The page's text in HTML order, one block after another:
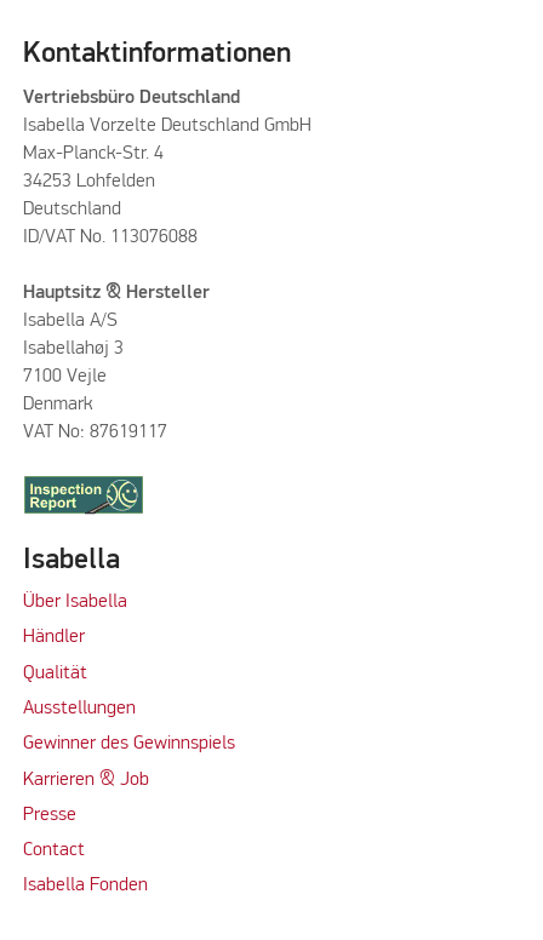
Kontaktinformationen
Vertriebsbüro Deutschland
Isabella Vorzelte Deutschland GmbH
Max-Planck-Str. 4
34253 Lohfelden
Deutschland
ID/VAT No. 113076088
Hauptsitz & Hersteller
Isabella A/S
Isabellahøj 3
7100 Vejle
Denmark
VAT No: 87619117
Isabella
Über Isabella
Händler
Qualität
Ausstellungen
Gewinner des Gewinnspiels
Karrieren & Job
Presse
Contact
Isabella Fonden